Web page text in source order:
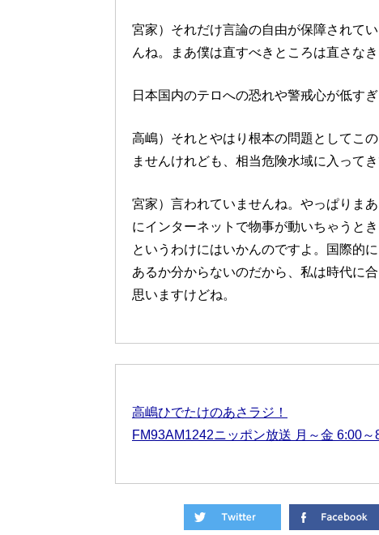
宮家）それだけ言論の自由が保障されて
んね。まあ僕は直すべきところは直さな
日本国内のテロへの恐れや警戒心が低す
高嶋）それとやはり根本の問題としてこ
ませんけれども、相当危険水域に入ってき
宮家）言われていませんね。やっぱりま
にインターネットで物事が動いちゃうと
というわけにはいかんのですよ。国際的
あるか分からないのだから、私は時代に
思いますけどね。
高嶋ひでたけのあさラジ！
FM93AM1242ニッポン放送 月～金 6:00～